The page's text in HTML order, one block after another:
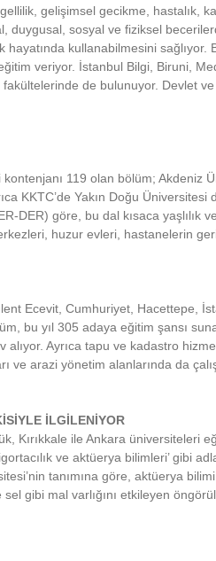
gelişimsel gecikme, hastalık,
duygusal, sosyal ve fiziksel
hayatında kullanabilmesini
veriyor. İstanbul Bilgi, Biruni,
de bulunuyor. Devlet ve
kontenjanı 119 olan bölüm; Akdeniz
KKTC’de Yakın Doğu
DER) göre, bu dal kısaca yaşlılık
huzur evleri, hastanelerin
Ecevit, Cumhuriyet, Hacettepe,
bu yıl 305 adaya eğitim şansı
Ayrıca tapu ve kadastro
ve arazi yönetim alanlarında da
İLGİLENİYOR
Kırıkkale ile Ankara üniversiteleri
ve aktüerya bilimleri’ gibi
tanımına göre, aktüerya
sel gibi mal varlığını etkileyen